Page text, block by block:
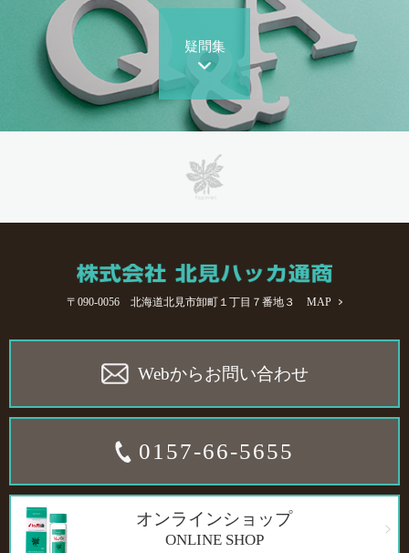
疑問集
〒090-0056 北海道北見市卸町１丁目７番地３ MAP
Webからお問い合わせ
0157-66-5655
オンラインショップ
ONLINE SHOP